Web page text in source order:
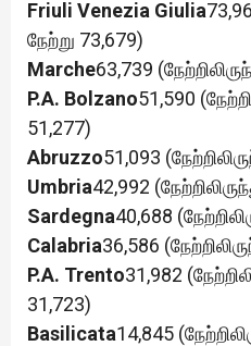
Friuli Venezia Giulia
நேற்று 73,679)
Marche63,739
P.A. Bolzano51,590
51,277)
Abruzzo51,093
Umbria42,992
Sardegna40,688
Calabria36,586
P.A. Trento31,982
31,723)
Basilicata14,845